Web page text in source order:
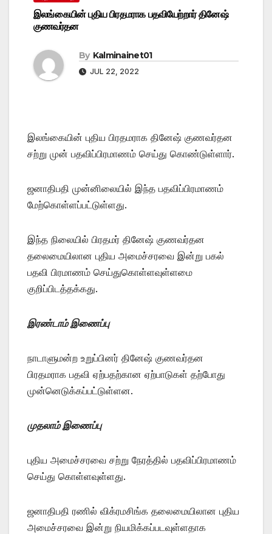
இலங்கையின் புதிய பிரதமராக பதவியேற்றார் தினேஷ்
குணவர்தன
By Kalminainet01
JUL 22, 2022
இலங்கையின் புதிய பிரதமராக தினேஷ் குணவர்தன
சற்று முன் பதவிப்பிரமாணம் செய்து கொண்டுள்ளார்.
ஜனாதிபதி முன்னிலையில் இந்த பதவிப்பிரமாணம்
மேற்கொள்ளப்பட்டுள்ளது.
இந்த நிலையில் பிரதமர் தினேஷ் குணவர்தன
தலைமையிலான புதிய அமைச்சரவை இன்று பகல்
பதவி பிரமாணம் செய்துகொள்ளவுள்ளமை
குறிப்பிடத்தக்கது.
இரண்டாம் இணைப்பு
நாடாளுமன்ற உறுப்பினர் தினேஷ் குணவர்தன
பிரதமராக பதவி ஏற்பதற்கான ஏற்பாடுகள் தற்போது
முன்னெடுக்கப்பட்டுள்ளன.
முதலாம் இணைப்பு
புதிய அமைச்சரவை சற்று நேரத்தில் பதவிப்பிரமாணம்
செய்து கொள்ளவுள்ளது.
ஜனாதிபதி ரணில் விக்ரமசிங்க தலைமையிலான புதிய
அமைச்சரவை இன்று நியமிக்கப்படவுள்ளதாக